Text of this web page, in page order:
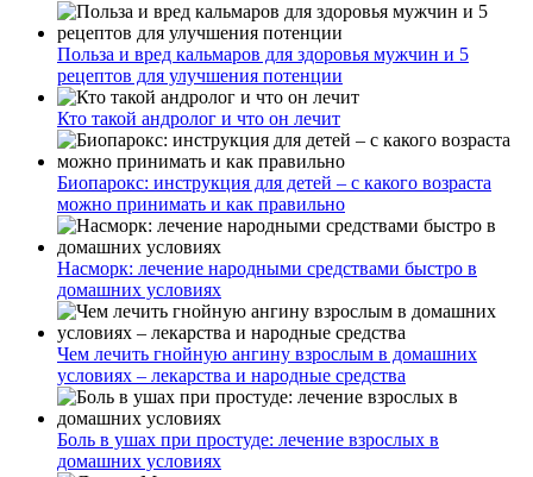
Польза и вред кальмаров для здоровья мужчин и 5
рецептов для улучшения потенции
Кто такой андролог и что он лечит
Биопарокс: инструкция для детей – с какого возраста
можно принимать и как правильно
Насморк: лечение народными средствами быстро в
домашних условиях
Чем лечить гнойную ангину взрослым в домашних
условиях – лекарства и народные средства
Боль в ушах при простуде: лечение взрослых в
домашних условиях